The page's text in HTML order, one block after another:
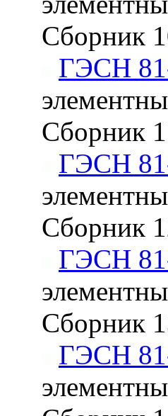
Сборник
ГЭСН
Сборник
ГЭСН
Сборник
ГЭСН
Сборник
ГЭСН